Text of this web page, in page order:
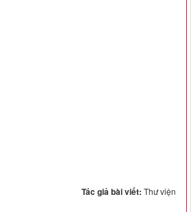
Tác giả bài viết: Thư viện